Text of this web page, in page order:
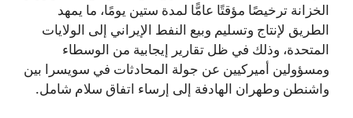
الخزانة ترخيصًا مؤقتًا عامًّا لمدة ستين يومًا، ما يمهد
الطريق لإنتاج وتسليم وبيع النفط الإيراني إلى الولايات
المتحدة، وذلك في ظل تقارير إيجابية من الوسطاء
ومسؤولين أميركيين عن جولة المحادثات في سويسرا بين
واشنطن وطهران الهادفة إلى إرساء اتفاق سلام شامل.